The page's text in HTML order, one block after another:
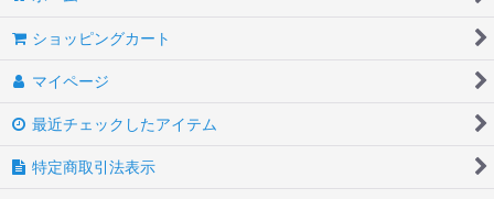
ショッピングカート
マイページ
最近チェックしたアイテム
特定商取引法表示